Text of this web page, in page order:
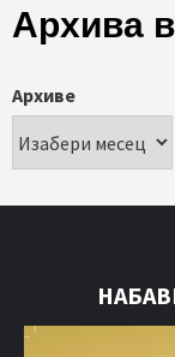
Архива
Архиве